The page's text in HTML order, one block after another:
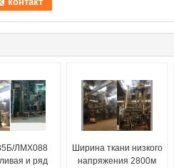
ЛМХ088
и ряд
Ширина ткани низкого
напряжения 2800м